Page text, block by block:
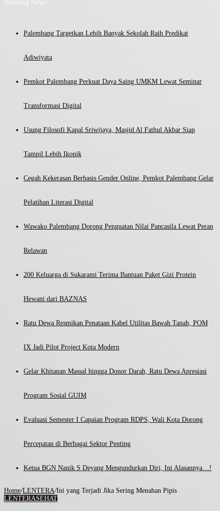
Breaking News
Palembang Targetkan Lebih Banyak Sekolah Raih Predikat
Adiwiyata
Pemkot Palembang Perkuat Daya Saing UMKM Lewat Seminar
Transformasi Digital
Usung Filosofi Kapal Sriwijaya, Masjid Al Fathul Akbar Siap
Tampil Lebih Ikonik
Cegah Kekerasan Berbasis Gender Online, Pemkot Palembang Gelar
Pelatihan Literasi Digital
Wawako Palembang Dorong Penguatan Nilai Pancasila Lewat Peran
Relawan
200 Keluarga di Sukarami Terima Bantuan Paket Gizi Protein
Hewani dari BAZNAS
Ratu Dewa Resmikan Penataan Kabel Utilitas Bawah Tanah, POM
IX Jadi Pilot Project Kota Modern
Gelar Khitanan Massal hingga Donor Darah, Ratu Dewa Apresiasi
Program Sosial GUIM
Evaluasi Semester I Capaian Program RDPS, Wali Kota Dorong
Percepatan di Berbagai Sektor Penting
Ketua BGN Nanik S Deyang Mengundurkan Diri, Ini Alasannya…!
Home/LENTERA/Ini yang Terjadi Jika Sering Menahan Pipis
LENTERASEHAT